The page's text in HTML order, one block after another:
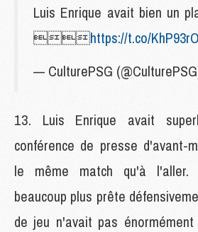
Luis Enrique avait bien un
https://t.co/
— CulturePSG
Luis Enrique avait
conférence de presse d'avant-
le même match qu'à l'aller.
beaucoup plus prête
de jeu n'avait pas